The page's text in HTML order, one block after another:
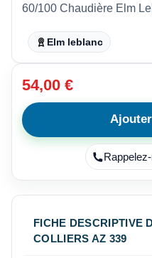
60/100 Chaudière Elm
Elm leblanc
54,00 €
FICHE DESCRIPTIVE
COLLIERS AZ 339